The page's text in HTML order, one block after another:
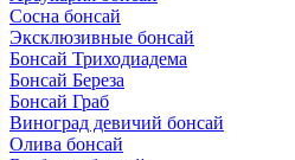
Сосна бонсай
Эксклюзивные бонсай
Бонсай Триходиадема
Бонсай Береза
Бонсай Граб
Виноград девичий бонсай
Олива бонсай